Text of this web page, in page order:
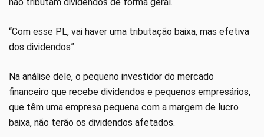
“Com esse PL, vai haver uma tributação baixa, mas efetiva
dos dividendos”.
Na análise dele, o pequeno investidor do mercado
financeiro que recebe dividendos e pequenos empresários,
que têm uma empresa pequena com a margem de lucro
baixa, não terão os dividendos afetados.